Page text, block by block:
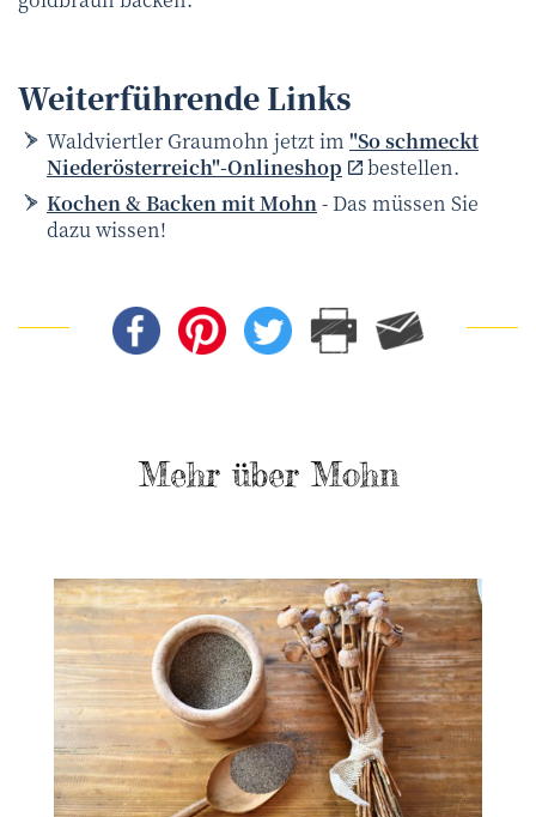
Weiterführende Links
Waldviertler Graumohn jetzt im "So schmeckt
Niederösterreich"-Onlineshop
bestellen.
Kochen & Backen mit Mohn- Das müssen Sie
dazu wissen!
Mehr über Mohn